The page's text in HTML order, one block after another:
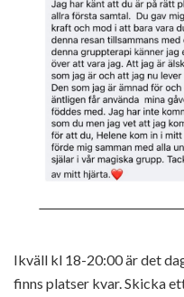
Ikväll kl 18-20:00 är det
finns platser kvar. Skicka